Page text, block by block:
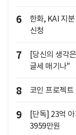
6
한화, KAI 지
신청
7
[당신의 생각
글세 매기나"
8 코인 프로젝
9
[단독] 23억
3959만원